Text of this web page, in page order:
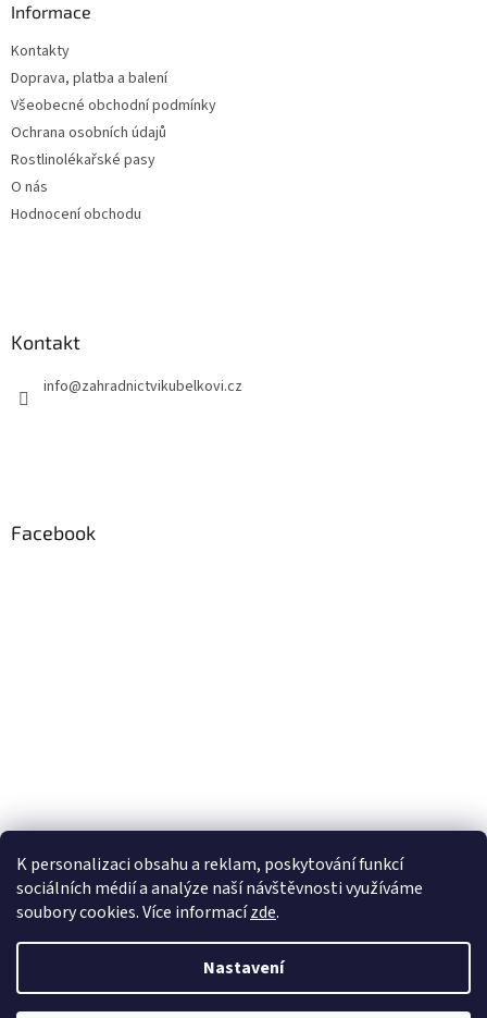
K personalizaci obsahu a reklam, poskytování funkcí
sociálních médií a analýze naší návštěvnosti využíváme
soubory cookies. Více informacízde.
Nastavení
Informace
Kontakty
Doprava, platba a balení
Všeobecné obchodní podmínky
Ochrana osobních údajů
Rostlinolékařské pasy
O nás
Hodnocení obchodu
Kontakt
info@zahradnictvikubelkovi.cz
Facebook